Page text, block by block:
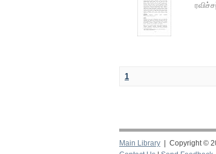
1
Main Library | Copyright ©